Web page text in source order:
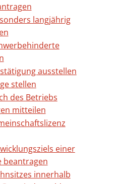
langjährig
ausstellen
stellen
des Betriebs
mitteilen
einer
beantragen
innerhalb